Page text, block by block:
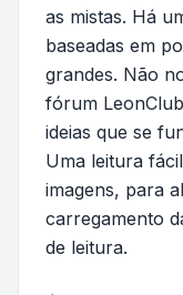
as mistas. Há
baseadas em
grandes. Não
fórum
ideias que se
Uma leitura
imagens, para
carregamento
de leitura.